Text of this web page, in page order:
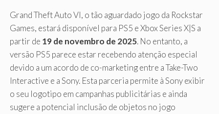
Grand Theft Auto VI, o tão aguardado jogo da Rockstar
Games, estará disponível para PS5 e Xbox Series X|S a
partir de 19 de novembro de 2025. No entanto, a
versão PS5 parece estar recebendo atenção especial
devido a um acordo de co-marketing entre a Take-Two
Interactive e a Sony. Esta parceria permite à Sony exibir
o seu logotipo em campanhas publicitárias e ainda
sugere a potencial inclusão de objetos no jogo